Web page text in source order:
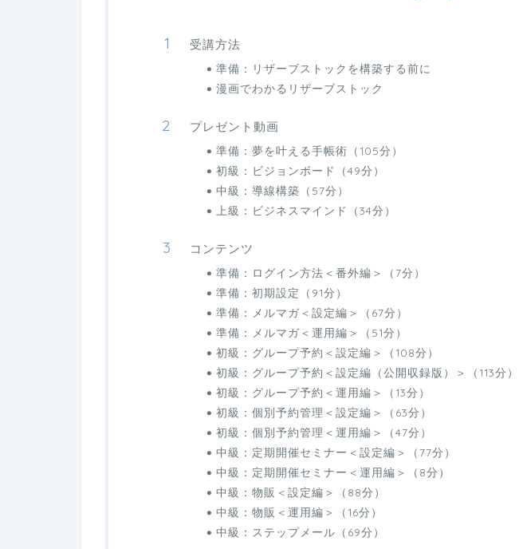
受講方法
準備：リザーブストックを構築する前に
漫画でわかるリザーブストック
プレゼント動画
準備：夢を叶える手帳術（105分）
初級：ビジョンボード（49分）
中級：導線構築（57分）
上級：ビジネスマインド（34分）
コンテンツ
準備：ログイン方法＜番外編＞（7分）
準備：初期設定（91分）
準備：メルマガ＜設定編＞（67分）
準備：メルマガ＜運用編＞（51分）
初級：グループ予約＜設定編＞（108分）
初級：グループ予約＜設定編（公開収録版）＞（113分）
初級：グループ予約＜運用編＞（13分）
初級：個別予約管理＜設定編＞（63分）
初級：個別予約管理＜運用編＞（47分）
中級：定期開催セミナー＜設定編＞（77分）
中級：定期開催セミナー＜運用編＞（8分）
中級：物販＜設定編＞（88分）
中級：物販＜運用編＞（16分）
中級：ステップメール（69分）